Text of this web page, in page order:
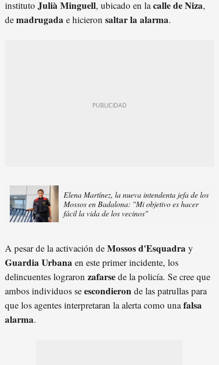
instituto Julià Minguell, ubicado en lacalle de Niza,
de madrugada e hicieron saltar la alarma.
Elena Martínez, la nueva intendenta jefa de los
Mossos en Badalona: "Mi objetivo es hacer
fácil la vida de los vecinos"
A pesar de la activación de Mossos d'Esquadra y
Guardia Urbana en este primer incidente, los
delincuentes lograron zafarse de la policía. Se cree que
ambos individuos se escondieron de las patrullas para
que los agentes interpretaran la alerta como unafalsa
alarma.